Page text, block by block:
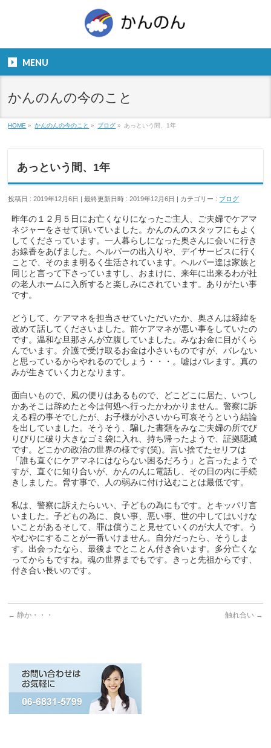
９：００～１８：００
MENU
かんのんの今のこと
HOME » かんのんの今のこと » ブログ » あっという間、1年
あっという間、1年
投稿日 : 2019年12月6日 最終更新日時 : 2019年12月6日 カテゴリー : ブログ
昨年の１２月５日にお亡くなりになったご主人、ご夫婦でケアマ
ネジャーをさせて頂いていました。かんのんのスタッフにもよく
してくださっています。一人暮らしになった奥さんに会いに行き
お線香をあげました。ヘルパーの出入りや、デイサービスに行く
ことで、そのまま明るく生活されています。ヘルパー達は家族と
同じと言って下さっていますし、おまけに、来年に出来るわが社
の老人ホームに入所すると楽しみにされています。ありがたい事
です。
どうして、ケアマネを担当させていただいたか、奥さんは経緯を
改めて話してくださいました。前ケアマネが悪い事をしていたの
です。温和な旦那さんが立腹していました。みなお金に目がくら
んでいます。介護で受け取るお金は小さいものですが、バレない
と思っているからやれるのでしょう・・・。嘘はバレます。真の
みが生きていく力となります。
面白いもので、風の便りはあるもので、どこどこに居た、いつし
かあそこは辞めたと今は何処へ行ったかわかりません。警察に訴
える程の事そでしたが、お子様が小さいから可哀そうという結論
を出していました。そうそう、騙した書類をみなご夫婦の所でび
りびりに破り大きなゴミ袋に入れ、持ち帰ったようで、証拠隠滅
です。どこかの政治の世界の様です(笑)。言い捨てたセリフは
「誰も直ぐにケアマネにはならない困るだろう」と言ったようで
すが、直ぐに知り合いが、かんのんに電話し、その日の内に手続
きしました。脅す事で、人の弱みに付け込むことは最低です。
私は、警察に訴えたらいい、子どもの為にもです。とキッパリ言
いました。子どもの為に、良い事、悪い事、世の中してはいけな
いことがあるそして、罪は償うこと見せていくのが大人です。う
やむやにすることが一番いけません。自分だったら、そうしま
す。出会ったなら、最後までとことん付き合います。多分亡くな
ってからもですね。魂の世界までもです。きっと先祖からです、
付き合い長いのです。
← 静か・・・ 触れ合い →